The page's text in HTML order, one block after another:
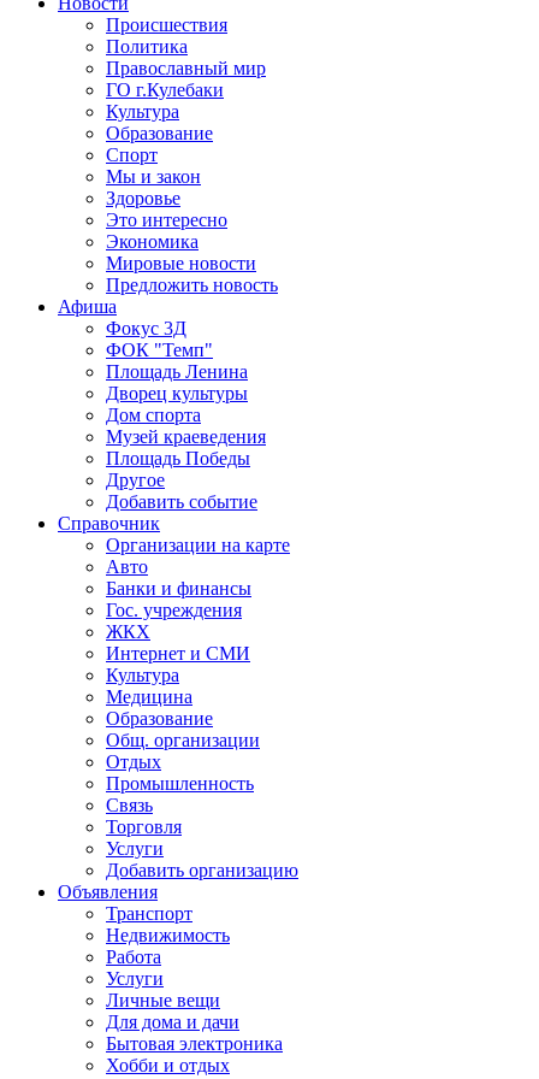
Происшествия
Политика
Православный мир
ГО г.Кулебаки
Культура
Образование
Спорт
Мы и закон
Здоровье
Это интересно
Экономика
Мировые новости
Предложить новость
Афиша
Фокус 3Д
ФОК "Темп"
Площадь Ленина
Дворец культуры
Дом спорта
Музей краеведения
Площадь Победы
Другое
Добавить событие
Справочник
Организации на карте
Авто
Банки и финансы
Гос. учреждения
ЖКХ
Интернет и СМИ
Культура
Медицина
Образование
Общ. организации
Отдых
Промышленность
Связь
Торговля
Услуги
Добавить организацию
Объявления
Транспорт
Недвижимость
Работа
Услуги
Личные вещи
Для дома и дачи
Бытовая электроника
Хобби и отдых